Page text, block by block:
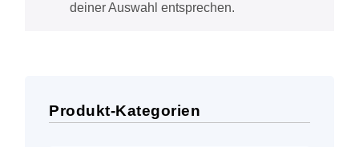
deiner Auswahl entsprechen.
Produkt-Kategorien